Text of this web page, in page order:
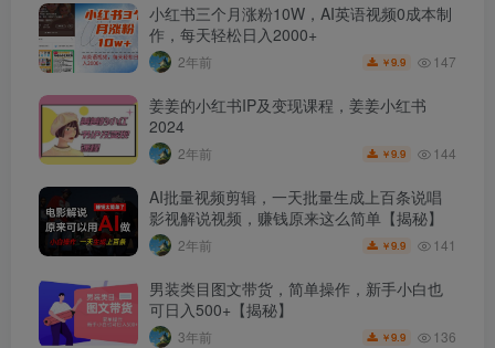
小红书三个月涨粉10W，AI英语视频0成本制
作，每天轻松日入2000+
2年前 ￥9.9 147
姜姜的小红书IP及变现课程，姜姜小红书
2024
2年前 ￥9.9 144
AI批量视频剪辑，一天批量生成上百条说唱
影视解说视频，赚钱原来这么简单【揭秘】
2年前 ￥9.9 141
男装类目图文带货，简单操作，新手小白也
可日入500+【揭秘】
3年前 ￥9.9 136